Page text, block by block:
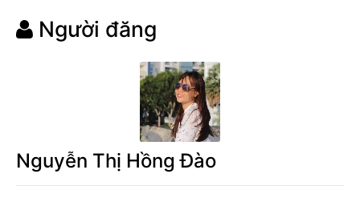
Người đăng
Nguyễn Thị Hồng Đào